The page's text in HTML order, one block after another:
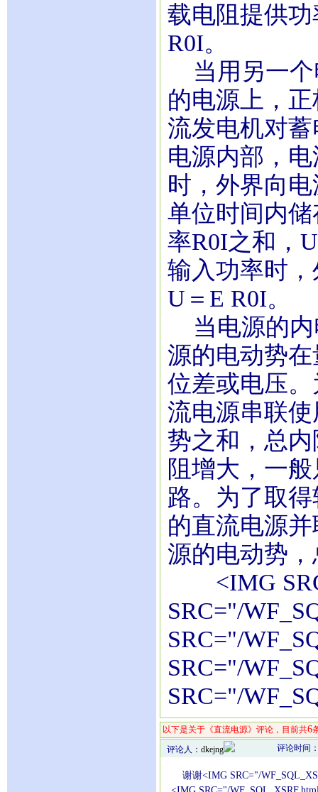
载电阻提供
R0I。
当用另一个
的电源上，
流发电机对
电源内部，
时，外界向
单位时间内
率R0I之和，
输入功率时
U＝E R0I
当电源的内
源的电动势
位差或电压
流电源串联
势之和，总
阻增大，一
路。为了取
的直流电源
源的电动势
<IMG
SRC="/
SRC="/
SRC="/
SRC="/
以下是关于《直流电源》评论，目前共6
评论人： dkejng 评论时间
谢谢<IMG SRC="/